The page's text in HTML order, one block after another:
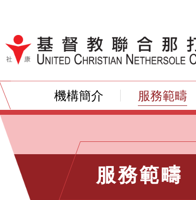
跳到內容（按輸入鍵）
機構簡介 服務範疇
服務範疇